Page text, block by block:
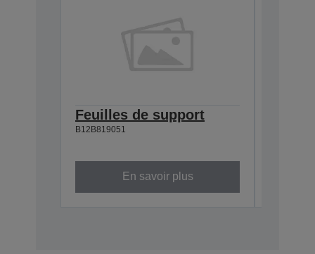
Feuilles de support
B12B819051
En savoir plus